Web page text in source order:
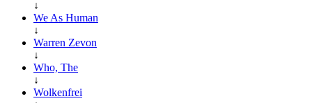
↓
We As Human
↓
Warren Zevon
↓
Who, The
↓
Wolkenfrei